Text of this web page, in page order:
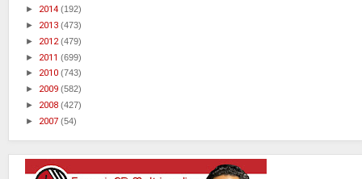
► 2014 (192)
► 2013 (473)
► 2012(479)
► 2011 (699)
► 2010 (743)
► 2009 (582)
► 2008 (427)
► 2007 (54)